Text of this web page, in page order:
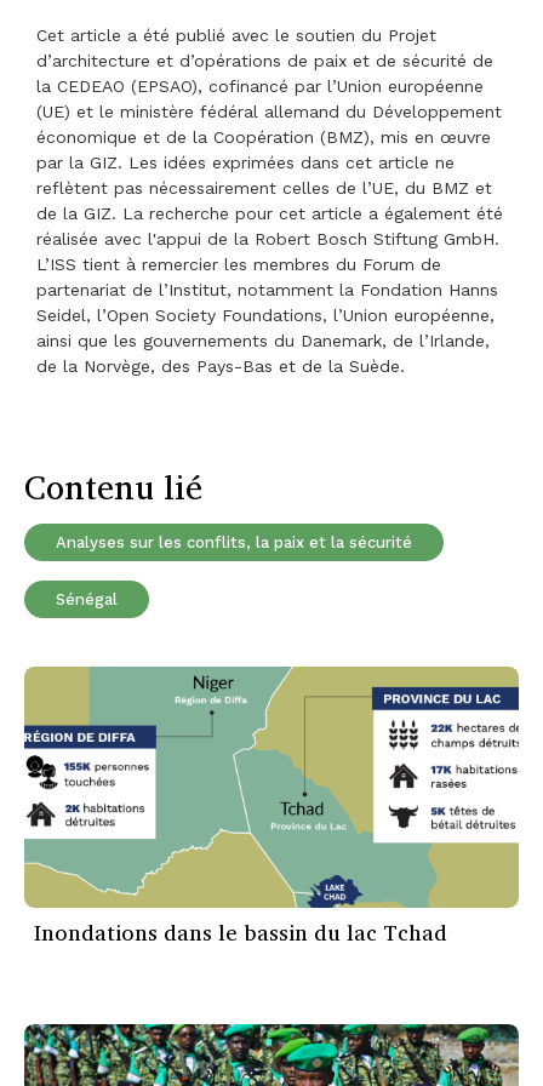
Cet article a été publié avec le soutien du Projet
d’architecture et d’opérations de paix et de sécurité de
la CEDEAO (EPSAO), cofinancé par l’Union européenne
(UE) et le ministère fédéral allemand du Développement
économique et de la Coopération (BMZ), mis en œuvre
par la GIZ. Les idées exprimées dans cet article ne
reflètent pas nécessairement celles de l’UE, du BMZ et
de la GIZ. La recherche pour cet article a également été
réalisée avec l'appui de la Robert Bosch Stiftung GmbH.
L’ISS tient à remercier les membres du Forum de
partenariat de l’Institut, notamment la Fondation Hanns
Seidel, l’Open Society Foundations, l’Union européenne,
ainsi que les gouvernements du Danemark, de l’Irlande,
de la Norvège, des Pays-Bas et de la Suède.
Contenu lié
Analyses sur les conflits, la paix et la sécurité
Sénégal
Inondations dans le bassin du lac Tchad